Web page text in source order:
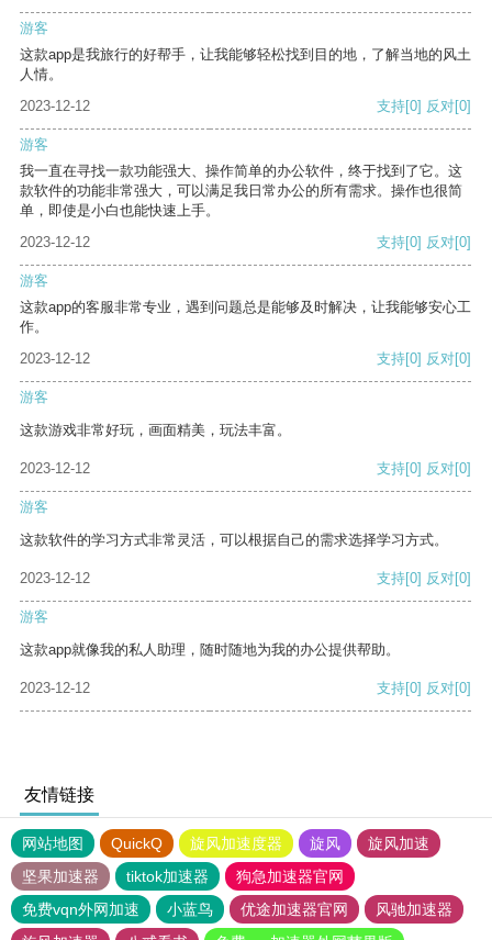
游客
这款app是我旅行的好帮手，让我能够轻松找到目的地，了解当地的风土
人情。
2023-12-12
支持[0] 反对[0]
游客
我一直在寻找一款功能强大、操作简单的办公软件，终于找到了它。这
款软件的功能非常强大，可以满足我日常办公的所有需求。操作也很简
单，即使是小白也能快速上手。
2023-12-12
支持[0] 反对[0]
游客
这款app的客服非常专业，遇到问题总是能够及时解决，让我能够安心工
作。
2023-12-12
支持[0] 反对[0]
游客
这款游戏非常好玩，画面精美，玩法丰富。
2023-12-12 支持[0] 反对[0]
游客
这款软件的学习方式非常灵活，可以根据自己的需求选择学习方式。
2023-12-12 支持[0] 反对[0]
游客
这款app就像我的私人助理，随时随地为我的办公提供帮助。
2023-12-12 支持[0] 反对[0]
友情链接
网站地图 QuickQ 旋风加速度器 旋风
旋风加速
坚果加速器
tiktok加速器
狗急加速器官网
免费vqn外网加速
小蓝鸟 优途加速器官网
风驰加速器